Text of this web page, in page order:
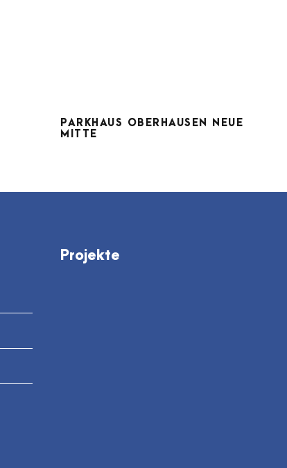
OBERHAUSEN NEUE
MITTE
PARKHAUS OBERHAUSEN NEUE
MITTE
Projekte